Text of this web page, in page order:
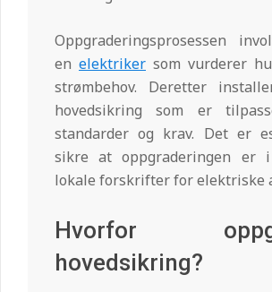
Oppgraderingsprosessen
en elektriker som vurderer
strømbehov. Deretter
hovedsikring som er
standarder og krav. Det er
sikre at oppgraderingen er
lokale forskrifter for elektriske
Hvorfor
hovedsikring?